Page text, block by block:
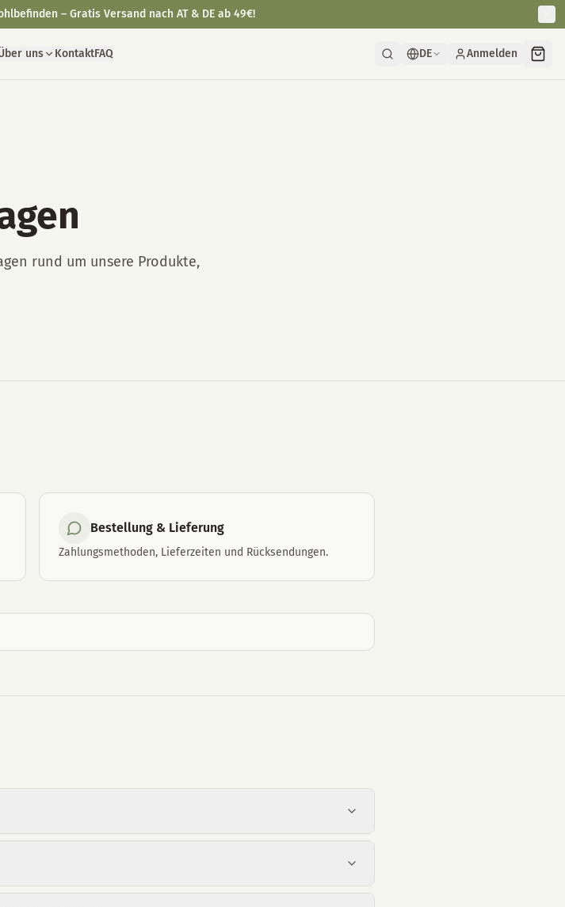
uns KontaktFAQ DE Anmelden
rund um unsere Produkte,
Bestellung & Lieferung
Zahlungsmethoden, Lieferzeiten und Rücksendungen.
– Gratis Versand nach AT & DE ab 49€!